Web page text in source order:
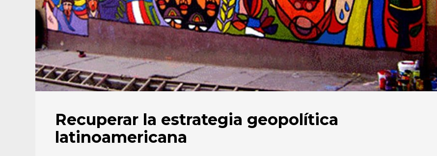
Recuperar la estrategia geopolítica
latinoamericana